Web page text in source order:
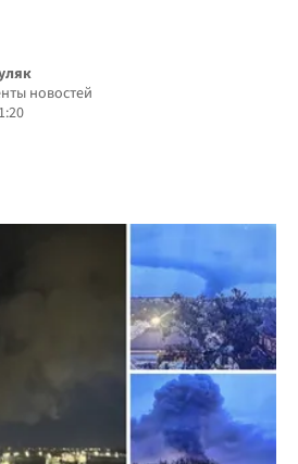
новостей